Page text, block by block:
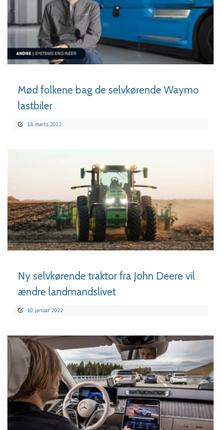
LÆS MERE
Mød folkene bag de selvkørende Waymo
lastbiler
18. marts 2022
LÆS MERE
Ny selvkørende traktor fra John Deere vil
ændre landmandslivet
10. januar 2022
LÆS MERE